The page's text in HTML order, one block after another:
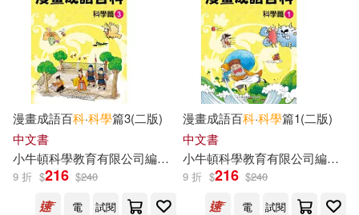
漫畫成語百科·科學篇3(二版)
中文書
小牛頓科學教育有限公司編輯 團隊
9 折 $216 $240
電
試閱
漫畫成語百科·科學篇1(二版)
中文書
小牛頓科學教育有限公司編輯
9 折 $216 $240
電
試閱